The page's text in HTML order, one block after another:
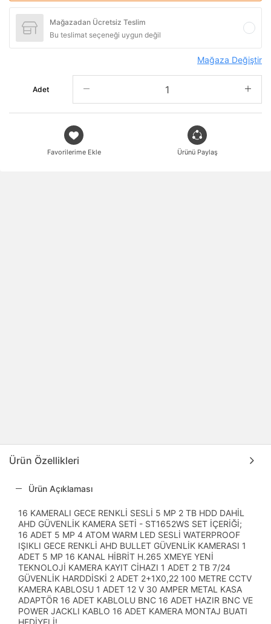
Mağazadan Ücretsiz Teslim
Bu teslimat seçeneği uygun değil
Mağaza Değiştir
Adet
Favorilerime Ekle Ürünü Paylaş
Ürün Özellikleri
Ürün Açıklaması
16 KAMERALI GECE RENKLİ SESLİ 5 MP 2 TB HDD DAHİL
AHD GÜVENLİK KAMERA SETİ - ST1652WS SET İÇERİĞİ;
16 ADET 5 MP 4 ATOM WARM LED SESLİ WATERPROOF
IŞIKLI GECE RENKLİ AHD BULLET GÜVENLİK KAMERASI 1
ADET 5 MP 16 KANAL HİBRİT H.265 XMEYE YENİ
TEKNOLOJİ KAMERA KAYIT CİHAZI 1 ADET 2 TB 7/24
GÜVENLİK HARDDİSKİ 2 ADET 2+1X0,22 100 METRE CCTV
KAMERA KABLOSU 1 ADET 12 V 30 AMPER METAL KASA
ADAPTÖR 16 ADET KABLOLU BNC 16 ADET HAZIR BNC VE
POWER JACKLI KABLO 16 ADET KAMERA MONTAJ BUATI
HEDİYELİ!